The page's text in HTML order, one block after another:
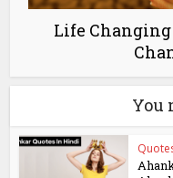
Life
You